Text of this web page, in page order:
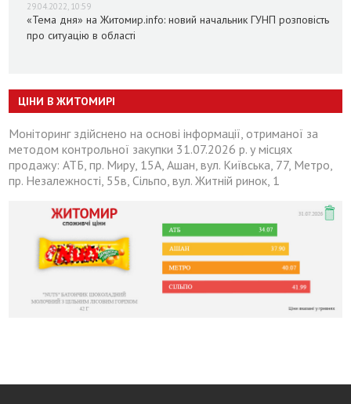
29.04.2022, 10:59
«Тема дня» на Житомир.info: новий начальник ГУНП розповість
про ситуацію в області
ЦІНИ В ЖИТОМИРІ
Моніторинг здійснено на основі інформації, отриманої за
методом контрольної закупки 31.07.2026 р. у місцях
продажу: АТБ, пр. Миру, 15А, Ашан, вул. Київська, 77, Метро,
пр. Незалежності, 55в, Сільпо, вул. Житній ринок, 1